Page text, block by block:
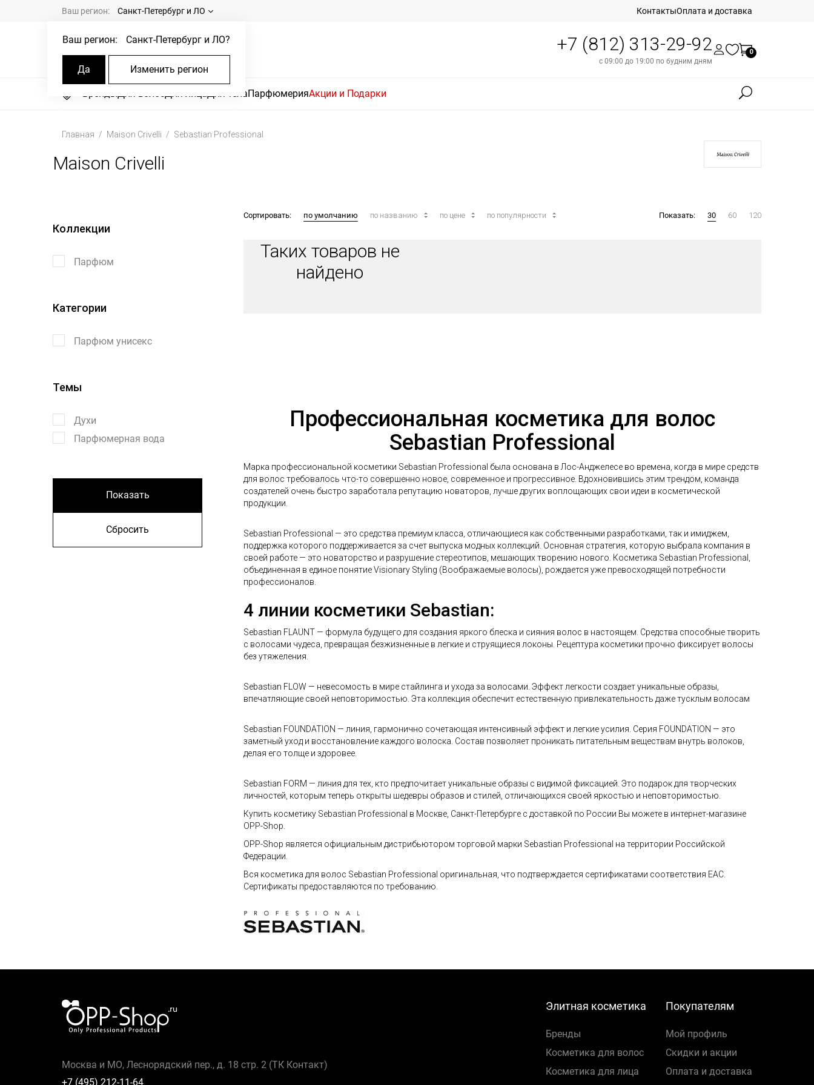
Ваш регион: Санкт-Петербург и ЛО
Ваш регион: Санкт-Петербург и ЛО?
Да Изменить регион
КонтактыОплата и доставка
+7 (812) 313-29-92
с 09:00 до 19:00 по будним дням
0
БрендыДля волосДля лицаДля телаПарфюмерияАкции и Подарки
Главная Maison Crivelli Sebastian Professional
Maison Crivelli
Коллекции
Парфюм
Категории
Парфюм унисекс
Темы
Духи
Парфюмерная вода
Показать
Сбросить
Сортировать: по умолчанию по названию по цене по популярности Показать: 30 60 120
Таких товаров не
найдено
Профессиональная косметика для волос
Sebastian Professional
Марка профессиональной косметики Sebastian Professional была основана в Лос-Анджелесе во времена, когда в мире средств
для волос требовалось что-то совершенно новое, современное и прогрессивное. Вдохновившись этим трендом, команда
создателей очень быстро заработала репутацию новаторов, лучше других воплощающих свои идеи в косметической
продукции.
Sebastian Professional — это средства премиум класса, отличающиеся как собственными разработками, так и имиджем,
поддержка которого поддерживается за счет выпуска модных коллекций. Основная стратегия, которую выбрала компания в
своей работе — это новаторство и разрушение стереотипов, мешающих творению нового. Косметика Sebastian Professional,
объединенная в единое понятие Visionary Styling (Воображаемые волосы), рождается уже превосходящей потребности
профессионалов.
4 линии косметики Sebastian:
Sebastian FLAUNT— формула будущего для создания яркого блеска и сияния волос в настоящем. Средства способные творить
с волосами чудеса, превращая безжизненные в легкие и струящиеся локоны. Рецептура косметики прочно фиксирует волосы
без утяжеления.
Sebastian FLOW — невесомость в мире стайлинга и ухода за волосами. Эффект легкости создает уникальные образы,
впечатляющие своей неповторимостью. Эта коллекция обеспечит естественную привлекательность даже тусклым волосам
Sebastian FOUNDATION — линия, гармонично сочетающая интенсивный эффект и легкие усилия. Серия FOUNDATION — это
заметный уход и восстановление каждого волоска. Состав позволяет проникать питательным веществам внутрь волоков,
делая его толще и здоровее.
Sebastian FORM — линия для тех, кто предпочитает уникальные образы с видимой фиксацией. Это подарок для творческих
личностей, которым теперь открыты шедевры образов и стилей, отличающихся своей яркостью и неповторимостью.
Купить косметику Sebastian Professional в Москве, Санкт-Петербурге с доставкой по России Вы можете в интернет-магазине
OPP-Shop.
OPP-Shop является официальным дистрибьютором торговой марки Sebastian Professional на территории Российской
Федерации.
Вся косметика для волос Sebastian Professional оригинальная, что подтверждается сертификатами соответствия ЕАС.
Сертификаты предоставляются по требованию.
Москва и МО, Леснорядский пер., д. 18 стр. 2 (ТК Контакт)
+7 (495) 212-11-64
Элитная косметика
Бренды
Косметика для волос
Косметика для лица
Покупателям
Мой профиль
Скидки и акции
Оплата и доставка